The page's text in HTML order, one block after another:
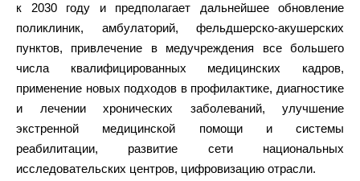
к 2030 году и предполагает дальнейшее обновление
поликлиник, амбулаторий, фельдшерско-акушерских
пунктов, привлечение в медучреждения все большего
числа квалифицированных медицинских кадров,
применение новых подходов в профилактике, диагностике
и лечении хронических заболеваний, улучшение
экстренной медицинской помощи и системы
реабилитации, развитие сети национальных
исследовательских центров, цифровизацию отрасли.